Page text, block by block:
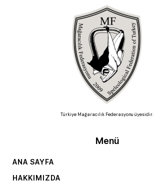
Türkiye Mağaracılık Federasyonu üyesidir.
Menü
ANA SAYFA
HAKKIMIZDA